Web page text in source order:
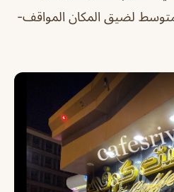
متوسط لضيق المكان المواقف-